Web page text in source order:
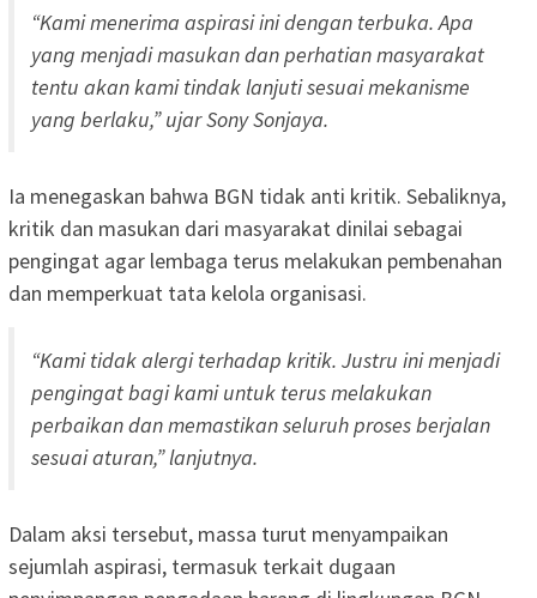
“Kami menerima aspirasi ini dengan terbuka. Apa
yang menjadi masukan dan perhatian masyarakat
tentu akan kami tindak lanjuti sesuai mekanisme
yang berlaku,” ujar Sony Sonjaya.
Ia menegaskan bahwa BGN tidak anti kritik. Sebaliknya,
kritik dan masukan dari masyarakat dinilai sebagai
pengingat agar lembaga terus melakukan pembenahan
dan memperkuat tata kelola organisasi.
“Kami tidak alergi terhadap kritik. Justru ini menjadi
pengingat bagi kami untuk terus melakukan
perbaikan dan memastikan seluruh proses berjalan
sesuai aturan,” lanjutnya.
Dalam aksi tersebut, massa turut menyampaikan
sejumlah aspirasi, termasuk terkait dugaan